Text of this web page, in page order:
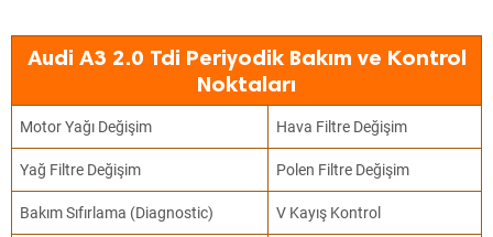
Audi A3 2.0 Tdi Periyodik Bakım ve Kontrol
Noktaları
Motor Yağı Değişim Hava Filtre Değişim
Yağ Filtre Değişim Polen Filtre Değişim
Bakım Sıfırlama (Diagnostic) V Kayış Kontrol